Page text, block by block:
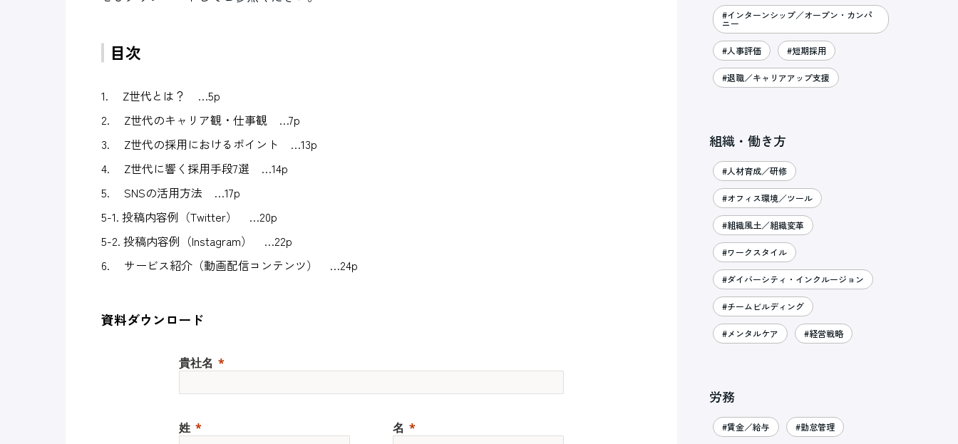
目次
1. Z世代とは？ …5p
2. Z世代のキャリア観・仕事観 …7p
3. Z世代の採用におけるポイント …13p
4. Z世代に響く採用手段7選 …14p
5. SNSの活用方法 …17p
5-1. 投稿内容例（Twitter） …20p
5-2. 投稿内容例（Instagram） …22p
6. サービス紹介（動画配信コンテンツ） …24p
資料ダウンロード
貴社名
姓 名
#インターンシップ／オープン・カンパ
ニー
#人事評価 #短期採用
#退職／キャリアアップ支援
組織・働き方
#人材育成／研修
#オフィス環境／ツール
#組織風土／組織変革
#ワークスタイル
#ダイバーシティ・インクルージョン
#チームビルディング
#メンタルケア #経営戦略
労務
#賃金／給与 #勤怠管理